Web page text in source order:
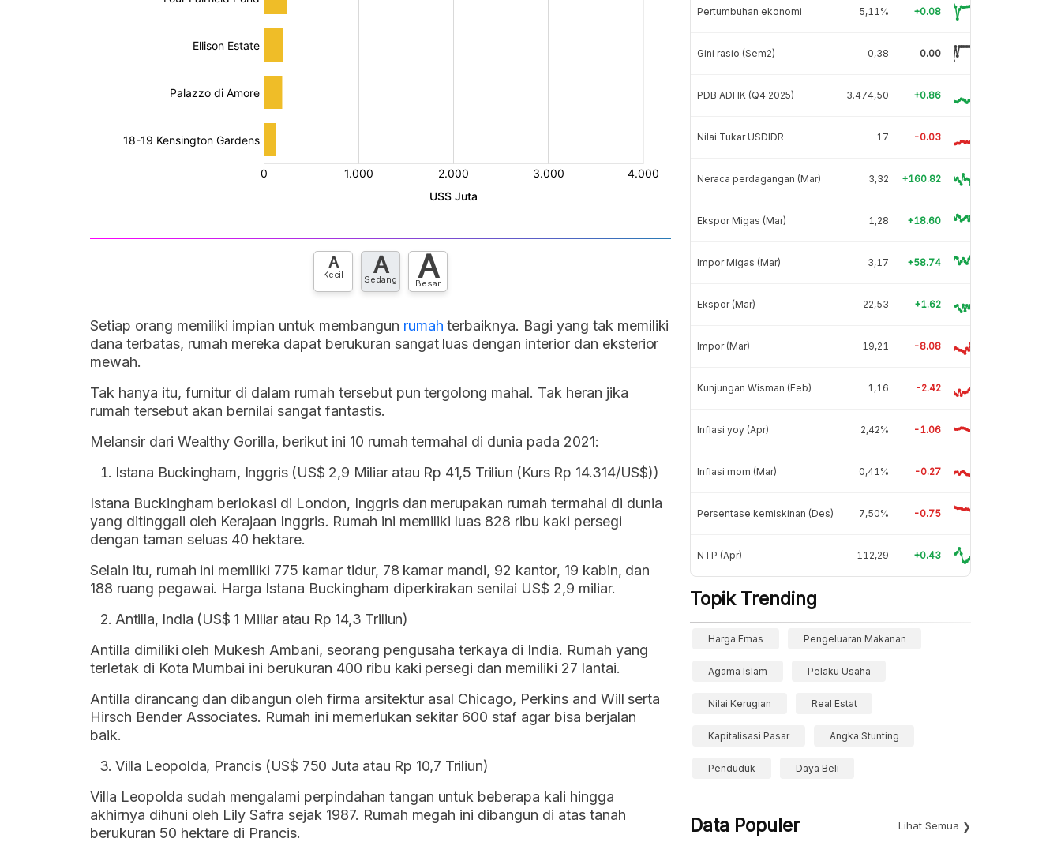
A
Kecil A
Sedang A
Besar
Setiap orang memiliki impian untuk membangun rumah terbaiknya. Bagi yang tak memiliki
dana terbatas, rumah mereka dapat berukuran sangat luas dengan interior dan eksterior
mewah.
Tak hanya itu, furnitur di dalam rumah tersebut pun tergolong mahal. Tak heran jika
rumah tersebut akan bernilai sangat fantastis.
Melansir dari Wealthy Gorilla, berikut ini 10 rumah termahal di dunia pada 2021:
Istana Buckingham, Inggris (US$ 2,9 Miliar atau Rp 41,5 Triliun (Kurs Rp 14.314/US$))
Istana Buckingham berlokasi di London, Inggris dan merupakan rumah termahal di dunia
yang ditinggali oleh Kerajaan Inggris. Rumah ini memiliki luas 828 ribu kaki persegi
dengan taman seluas 40 hektare.
Selain itu, rumah ini memiliki 775 kamar tidur, 78 kamar mandi, 92 kantor, 19 kabin, dan
188 ruang pegawai. Harga Istana Buckingham diperkirakan senilai US$ 2,9 miliar.
Antilla, India (US$ 1 Miliar atau Rp 14,3 Triliun)
Antilla dimiliki oleh Mukesh Ambani, seorang pengusaha terkaya di India. Rumah yang
terletak di Kota Mumbai ini berukuran 400 ribu kaki persegi dan memiliki 27 lantai.
Antilla dirancang dan dibangun oleh firma arsitektur asal Chicago, Perkins and Will serta
Hirsch Bender Associates. Rumah ini memerlukan sekitar 600 staf agar bisa berjalan
baik.
Villa Leopolda, Prancis (US$ 750 Juta atau Rp 10,7 Triliun)
Villa Leopolda sudah mengalami perpindahan tangan untuk beberapa kali hingga
akhirnya dihuni oleh Lily Safra sejak 1987. Rumah megah ini dibangun di atas tanah
berukuran 50 hektare di Prancis.
Pertumbuhan ekonomi 5,11% +0.08
Gini rasio (Sem2) 0,38 0.00
PDB ADHK (Q4 2025) 3.474,50 +0.86
Nilai Tukar USDIDR 17 -0.03
Neraca perdagangan (Mar) 3,32 +160.82
Ekspor Migas (Mar) 1,28 +18.60
Impor Migas (Mar) 3,17 +58.74
Ekspor (Mar) 22,53 +1.62
Impor (Mar) 19,21 -8.08
Kunjungan Wisman (Feb) 1,16 -2.42
Inflasi yoy (Apr) 2,42% -1.06
Inflasi mom (Mar) 0,41% -0.27
Persentase kemiskinan (Des) 7,50% -0.75
NTP (Apr) 112,29 +0.43
Topik Trending
Harga Emas Pengeluaran Makanan
Agama Islam Pelaku Usaha
Nilai Kerugian Real Estat
Kapitalisasi Pasar Angka Stunting
Penduduk Daya Beli
Data Populer Lihat Semua